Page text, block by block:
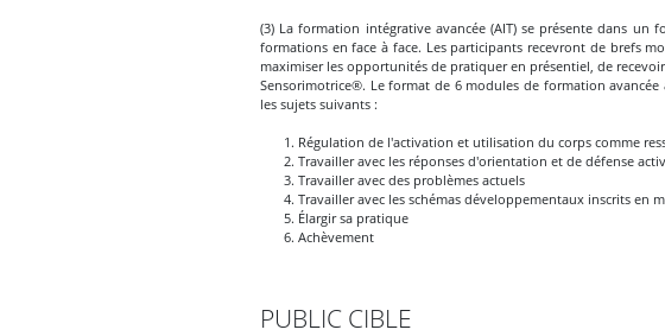
(3) La formation intégrative avancée (AIT) se présente dans
formations en face à face. Les participants recevront de brefs
maximiser les opportunités de pratiquer en présentiel, de
Sensorimotrice®. Le format de 6 modules de formation
les sujets suivants :
Régulation de l'activation et utilisation du corps comme
Travailler avec les réponses d'orientation et de défense
Travailler avec des problèmes actuels
Travailler avec les schémas développementaux inscrits en
Élargir sa pratique
Achèvement
PUBLIC CIBLE